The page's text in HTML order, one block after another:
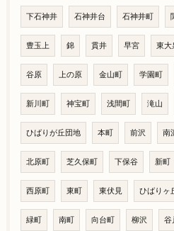
下石神井 石神井台 石神井町
豊玉上 錦 貫井 早宮 東大
谷原 上の原 金山町 学園町
新川町 神宝町 浅間町 滝山
ひばりが丘団地 本町 前沢 南
北原町 芝久保町 下保谷 新町
西原町 東町 東伏見 ひばりヶ
緑町 南町 向台町 柳沢 谷